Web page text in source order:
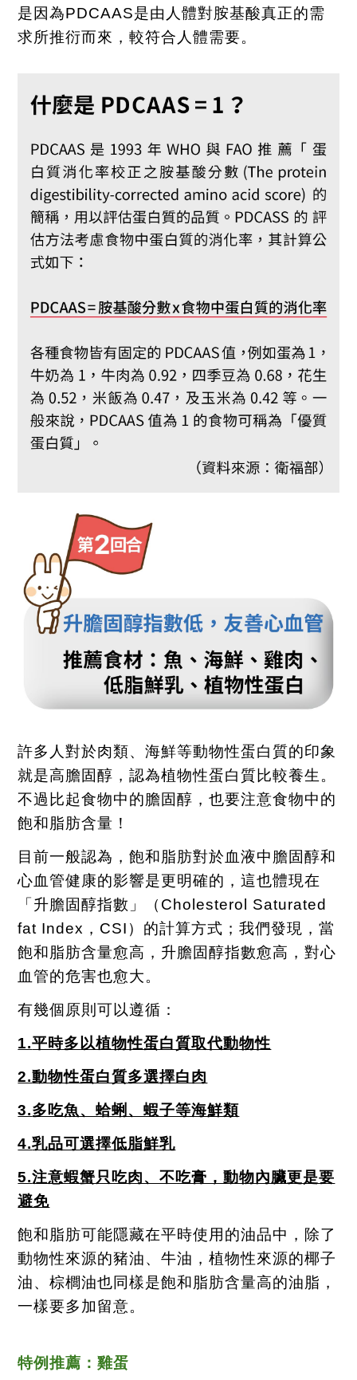
是因為PDCAAS是由人體對胺基酸真正的需
求所推衍而來，較符合人體需要。
許多人對於肉類、海鮮等動物性蛋白質的印象
就是高膽固醇，認為植物性蛋白質比較養生。
不過比起食物中的膽固醇，也要注意食物中的
飽和脂肪含量！
目前一般認為，飽和脂肪對於血液中膽固醇和
心血管健康的影響是更明確的，這也體現在
「升膽固醇指數」（ Cholesterol Saturated
fat Index ， CSI ）的計算方式；我們發現，當
飽和脂肪含量愈高，升膽固醇指數愈高，對心
血管的危害也愈大。
有幾個原則可以遵循：
1.平時多以植物性蛋白質取代動物性
2.動物性蛋白質多選擇白肉
3.多吃魚、蛤蜊、蝦子等海鮮類
4.乳品可選擇低脂鮮乳
5.注意蝦蟹只吃肉、不吃膏，動物內臟更是要
避免
飽和脂肪可能隱藏在平時使用的油品中，除了
動物性來源的豬油、牛油，植物性來源的椰子
油、棕櫚油也同樣是飽和脂肪含量高的油脂，
一樣要多加留意。
特例推薦：雞蛋